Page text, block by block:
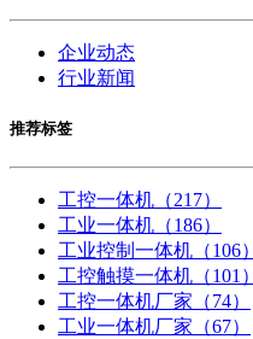
企业动态
行业新闻
推荐标签
工控一体机 （217）
工业一体机 （186）
工业控制一体机 （106）
工控触摸一体机 （101）
工控一体机厂家 （74）
工业一体机厂家 （67）